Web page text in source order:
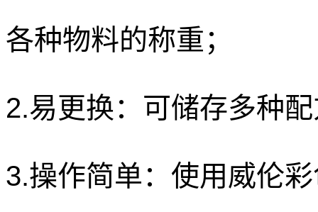
各种物料的称重；
2.易更换：可储存多种
3.操作简单：使用威伦